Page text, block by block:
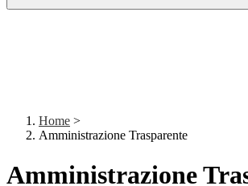
Home >
Amministrazione Trasparente
Amministrazione